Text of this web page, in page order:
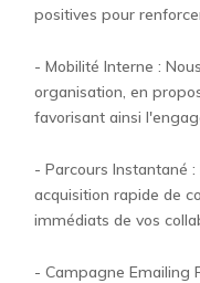
positives pour
- Mobilité Interne :
organisation, en
favorisant ainsi
- Parcours Instantané
acquisition rapide de
immédiats de vos
- Campagne Emailing